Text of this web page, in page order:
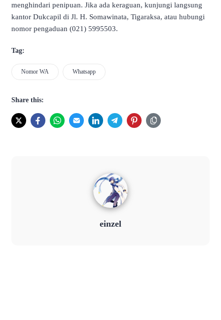
menghindari penipuan. Jika ada keraguan, kunjungi langsung
kantor Dukcapil di Jl. H. Somawinata, Tigaraksa, atau hubungi
nomor pengaduan (021) 5995503.
Tag:
Nomor WA Whatsapp
Share this:
einzel